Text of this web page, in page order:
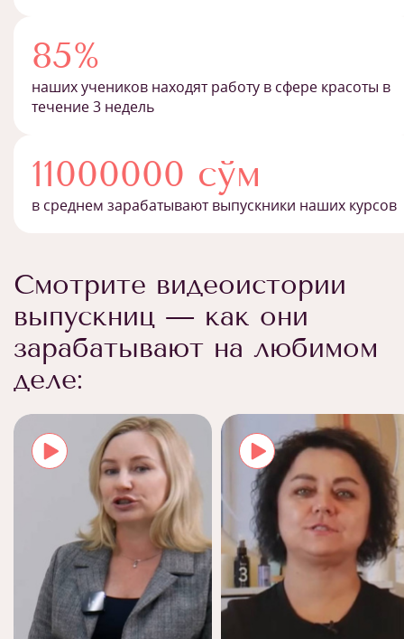
85%
наших учеников находят работу в сфере красоты в
течение 3 недель
11000000 сўм
в среднем зарабатывают выпускники наших курсов
Смотрите видеоистории
выпускниц — как они
зарабатывают на любимом
деле: